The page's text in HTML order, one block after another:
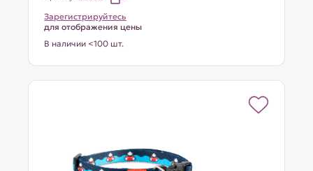
Зарегистрируйтесь
для отображения цены
В наличии <100 шт.